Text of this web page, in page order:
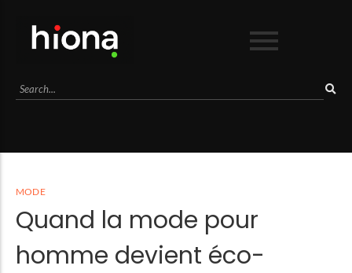
Business
Sport
Voyage
MODE
Quand la mode pour
homme devient éco-